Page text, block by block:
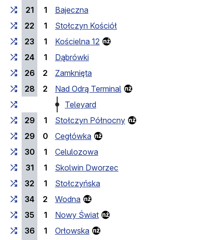
21
1
Bajeczna
22
1
Stołczyn Kościół
23
1
Kościelna 12
24
1
Dąbrówki
26
2
Zamknięta
28
2
Nad Odrą Terminal
Teleyard
29
1
Stołczyn Północny
29
0
Cegłówka
30
1
Celulozowa
31
1
Skolwin Dworzec
32
1
Stołczyńska
34
2
Wodna
35
1
Nowy Świat
36
1
Orłowska